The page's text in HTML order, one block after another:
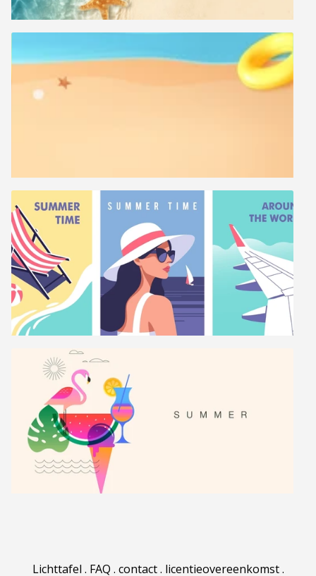
Lichttafel . FAQ . contact. licentieovereenkomst.